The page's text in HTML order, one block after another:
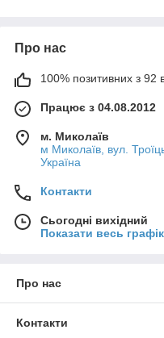
монтувати і
вартість.
фаркопу є такий
Про нас
100% позитивних з 92
Працює з 04.08.2012
м. Миколаїв
м Миколаїв, вул.
Україна
Контакти
Сьогодні вихідний
Показати весь
Про нас
Контакти